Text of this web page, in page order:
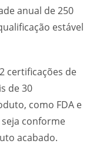
anual de 250
estável
certificações de
de 30
como FDA e
seja conforme
acabado.